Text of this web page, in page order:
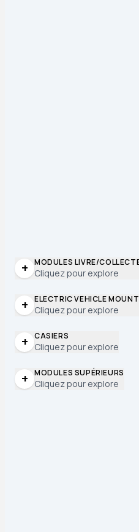
+ MODULES LIVRE/
Cliquez pour explore
+ ELECTRIC VEHICLE
Cliquez pour explore
+ CASIERS
Cliquez pour explore
+ MODULES SUPÉRIEURS
Cliquez pour explore